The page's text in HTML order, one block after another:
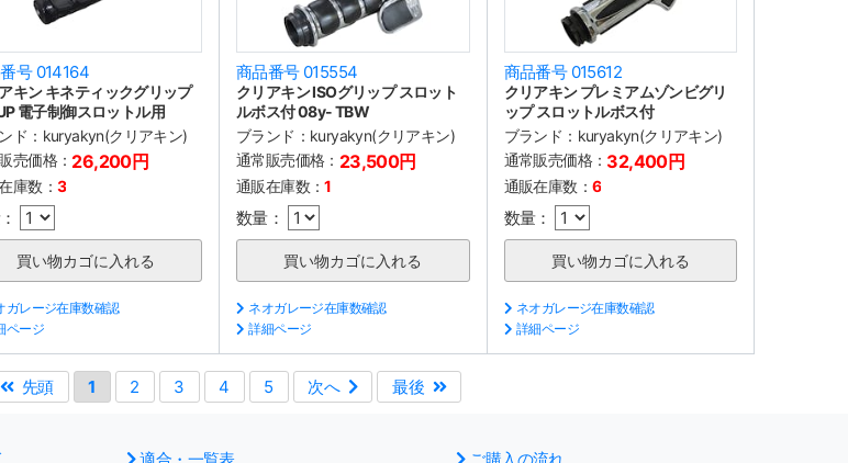
号 014164
キン キネティックグリップ
電子制御スロットル用
ド： kuryakyn(クリアキン)
売価格： 26,200円
庫数： 3
ガレージ在庫数確認
ページ
商品番号 015554
クリアキン ISOグリップ スロット
ルボス付 08y- TBW
ブランド： kuryakyn(クリアキン)
通常販売価格： 23,500円
通販在庫数：1
数量：
ネオガレージ在庫数確認
詳細ページ
商品番号 015612
クリアキン プレミアムゾンビグリ
ップ スロットルボス付
ブランド： kuryakyn(クリアキン)
通常販売価格： 32,400円
通販在庫数： 6
数量：
ネオガレージ在庫数確認
詳細ページ
先頭 1 2 3 4 5 次へ 最後